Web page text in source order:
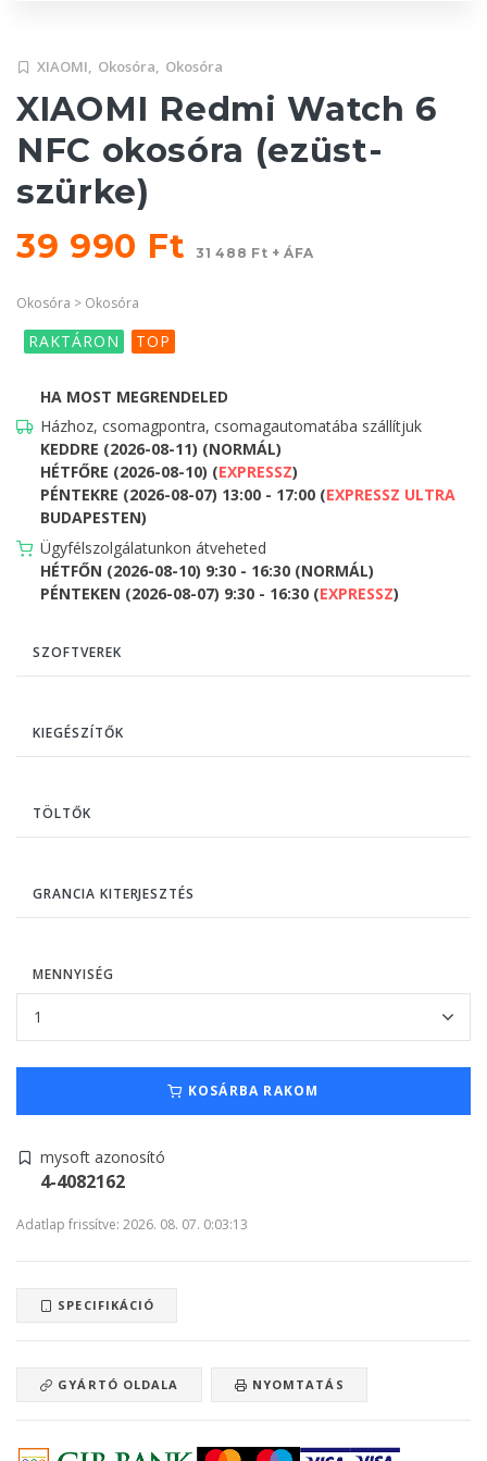
XIAOMI, Okosóra, Okosóra
XIAOMI Redmi Watch 6
NFC okosóra (ezüst-
szürke)
39 990 Ft
31 488 Ft + ÁFA
Okosóra > Okosóra
RAKTÁRON TOP
HA MOST MEGRENDELED
Házhoz, csomagpontra, csomagautomatába szállítjuk
KEDDRE (2026-08-11) (NORMÁL)
HÉTFŐRE (2026-08-10) (EXPRESSZ)
PÉNTEKRE (2026-08-07) 13:00 - 17:00 (EXPRESSZ ULTRA
BUDAPESTEN)
Ügyfélszolgálatunkon átveheted
HÉTFŐN (2026-08-10) 9:30 - 16:30 (NORMÁL)
PÉNTEKEN (2026-08-07) 9:30 - 16:30 (EXPRESSZ)
SZOFTVEREK
KIEGÉSZÍTŐK
TÖLTŐK
GRANCIA KITERJESZTÉS
MENNYISÉG
KOSÁRBA RAKOM
mysoft azonosító
4-4082162
Adatlap frissítve: 2026. 08. 07. 0:03:13
SPECIFIKÁCIÓ
GYÁRTÓ OLDALA NYOMTATÁS